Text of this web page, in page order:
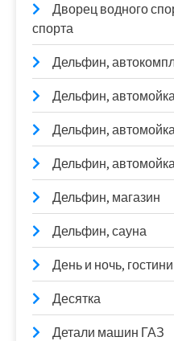
Дворец водного
спорта
Дельфин,
Дельфин,
Дельфин,
Дельфин,
Дельфин, магазин
Дельфин, сауна
День и ночь,
Десятка
Детали машин ГАЗ